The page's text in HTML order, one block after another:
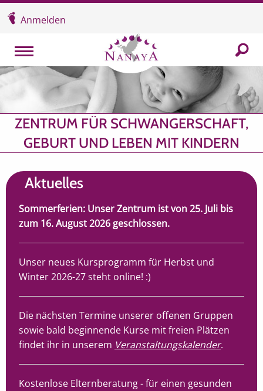
Überspringen und zum Inhalt
Anmelden
MENU In
ZENTRUM FÜR SCHWANGERSCHAFT,
GEBURT UND LEBEN MIT KINDERN
Aktuelles
Sommerferien: Unser Zentrum ist von 25. Juli bis
zum 16. August 2026 geschlossen.
Unser neues Kursprogramm für Herbst und
Winter 2026-27 steht online! :)
Die nächsten Termine unserer offenen Gruppen
sowie bald beginnende Kurse mit freien Plätzen
findet ihr in unserem Veranstaltungskalender.
Kostenlose Elternberatung - für einen gesunden